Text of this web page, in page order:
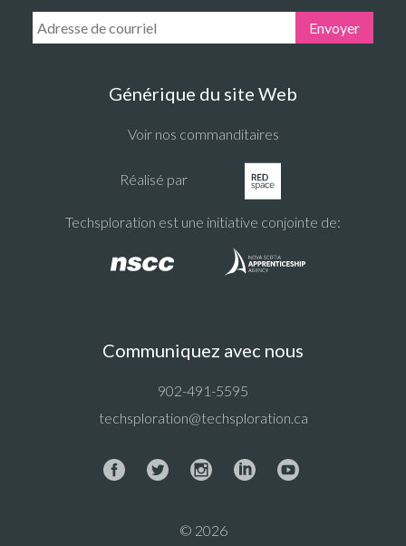
Email Address: Envoyer
Générique du site Web
Voir nos commanditaires
Réalisé par
Techsploration est une initiative conjointe de:
Communiquez avec nous
902-491-5595
techsploration@techsploration.ca
© 2026